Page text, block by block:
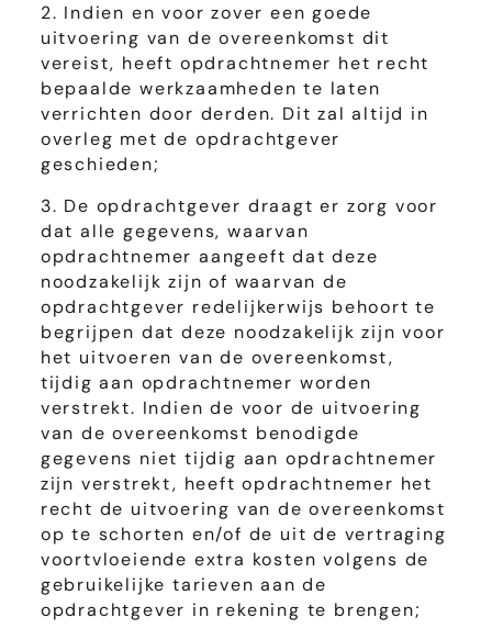
2. Indien en voor zover een goede
uitvoering van de overeenkomst dit
vereist, heeft opdrachtnemer het recht
bepaalde werkzaamheden te laten
verrichten door derden. Dit zal altijd in
overleg met de opdrachtgever
geschieden;
3. De opdrachtgever draagt er zorg voor
dat alle gegevens, waarvan
opdrachtnemer aangeeft dat deze
noodzakelijk zijn of waarvan de
opdrachtgever redelijkerwijs behoort te
begrijpen dat deze noodzakelijk zijn voor
het uitvoeren van de overeenkomst,
tijdig aan opdrachtnemer worden
verstrekt. Indien de voor de uitvoering
van de overeenkomst benodigde
gegevens niet tijdig aan opdrachtnemer
zijn verstrekt, heeft opdrachtnemer het
recht de uitvoering van de overeenkomst
op te schorten en/of de uit de vertraging
voortvloeiende extra kosten volgens de
gebruikelijke tarieven aan de
opdrachtgever in rekening te brengen;